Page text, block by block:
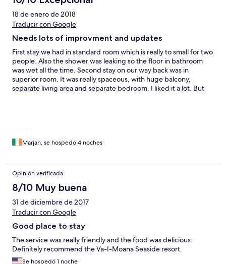
18 de enero de 2018
Traducir con Google
Needs lots of improvment and updates
First stay we had in standard room which is really to small for two
people. Also the shower was leaking so the floor in bathroom
was wet all the time. Second stay on our way back was in
superior room. It was really spaceous, with huge balcony,
separate living area and separate bedroom. I liked it a lot. But
Marjan, se hospedó 4 noches
Opinión verificada
8/10 Muy buena
31 de diciembre de 2017
Traducir con Google
Good place to stay
The service was really friendly and the food was delicious.
Definitely recommend the Va-I-Moana Seaside resort.
Se hospedó 1 noche